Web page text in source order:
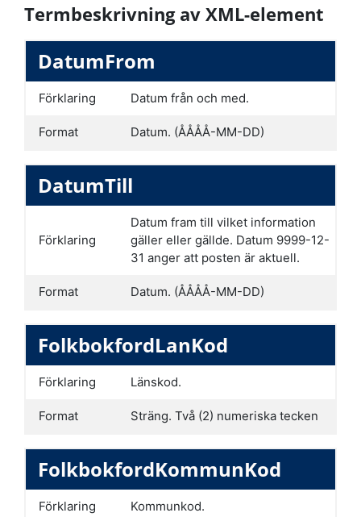
Termbeskrivning av XML-element
DatumFrom
Förklaring Datum från och med.
Format Datum. (ÅÅÅÅ-MM-DD)
DatumTill
Förklaring
Datum fram till vilket information
gäller eller gällde. Datum 9999-12-
31 anger att posten är aktuell.
Format Datum. (ÅÅÅÅ-MM-DD)
FolkbokfordLanKod
Förklaring Länskod.
Format Sträng. Två (2) numeriska tecken
FolkbokfordKommunKod
Förklaring Kommunkod.